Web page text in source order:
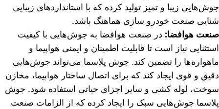
جوش‌هایی زیبا و تمیز تولید کرده که با استانداردها‌ی زیبایی
شنایی صنعت خودرو سازی هماهنگ باشد.
صنعت هوافضا: در صنعت هوافضا به جوش‌هایی با کیفیت
استثنایی نیاز است تا قابلیت اطمینان و ایمنی هواپیما و
ماهواره‌ها را تضمین کند. جوش پلاسما می‌تواند جوش‌هایی
دقیق و قوی ایجاد کند که برای اتصال ساختار هواپیما، مخازن
سوخت، لوله کشی و سایر اجزای حیاتی استفاده شود. جوش
پلاسما جوش‌هایی سبک را ایجاد کرده که از الزامات صنعت